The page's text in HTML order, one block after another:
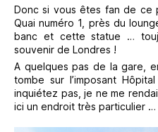
Donc si vous êtes fan de ce
Quai numéro 1, près du
banc et cette statue …
souvenir de Londres !
A quelques pas de la gare,
tombe sur l’imposant
inquiétez pas, je ne me
ici un endroit très particulier …